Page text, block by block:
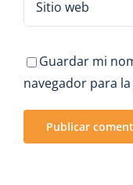
Guardar mi
navegador para